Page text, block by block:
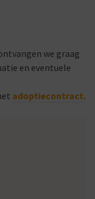
we graag
en eventuele
adoptiecontract.